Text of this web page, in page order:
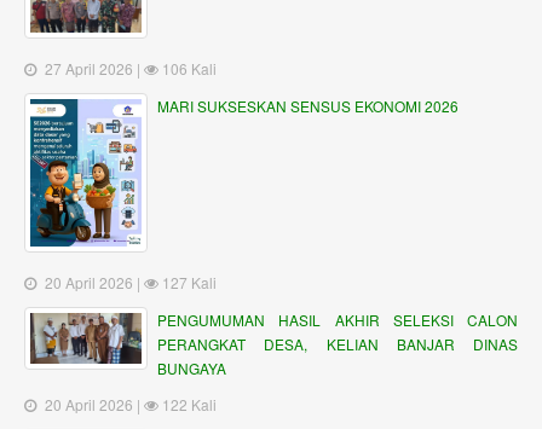
27 April 2026 |
106 Kali
MARI SUKSESKAN SENSUS EKONOMI 2026
20 April 2026 |
127 Kali
PENGUMUMAN HASIL AKHIR SELEKSI CALON
PERANGKAT DESA, KELIAN BANJAR DINAS
BUNGAYA
20 April 2026 |
122 Kali